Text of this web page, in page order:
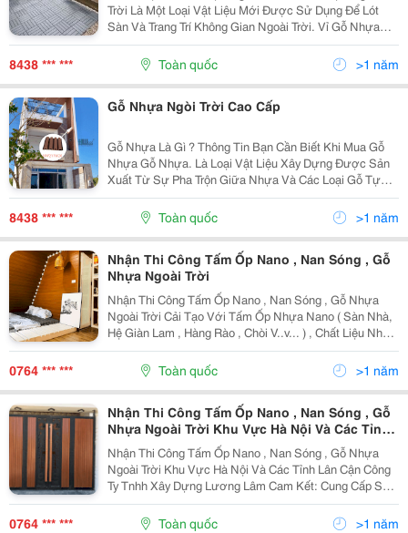
Trời Là Một Loại Vật Liệu Mới Được Sử Dụng Để Lót
Sàn Và Trang Trí Không Gian Ngoài Trời. Vỉ Gỗ Nhựa
Ngoài Trời Được Làm Từ Nhựa Tổng Hợp Và Gỗ Nhựa
Composite, Có Khả Năng Chống Thấm Và Chống Mối...
8438 *** *** Toàn quốc >1 năm
Gỗ Nhựa Ngòi Trời Cao Cấp
Gỗ Nhựa Là Gì ? Thông Tin Bạn Cần Biết Khi Mua Gỗ
Nhựa Gỗ Nhựa. Là Loại Vật Liệu Xây Dựng Được Sản
Xuất Từ Sự Pha Trộn Giữa Nhựa Và Các Loại Gỗ Tự
Nhiên. Với Độ Bền Cao, Khả Năng Chống Mối Mọt Và
Chống Tia Uv, Gỗ Nhựa Ngoài Trời Đã Trở Thành Lựa...
8438 *** *** Toàn quốc >1 năm
Nhận Thi Công Tấm Ốp Nano , Nan Sóng , Gỗ
Nhựa Ngoài Trời
Nhận Thi Công Tấm Ốp Nano , Nan Sóng , Gỗ Nhựa
Ngoài Trời Cải Tạo Với Tấm Ốp Nhựa Nano ( Sàn Nhà,
Hệ Giàn Lam , Hàng Rào , Chòi V..v... ) , Chất Liệu Nhựa
Composite Là Một Trong Những Giải Pháp Tuyệt Vời
Cho Không Gian Nội - Ngoại Thất Hiện Đại. ...
0764 *** *** Toàn quốc >1 năm
Nhận Thi Công Tấm Ốp Nano , Nan Sóng , Gỗ
Nhựa Ngoài Trời Khu Vực Hà Nội Và Các Tỉnh
Lân Cận
Nhận Thi Công Tấm Ốp Nano , Nan Sóng , Gỗ Nhựa
Ngoài Trời Khu Vực Hà Nội Và Các Tỉnh Lân Cận Công
Ty Tnhh Xây Dựng Lương Lâm Cam Kết: Cung Cấp Sản
Phẩm Chính Hãng, Chất Lượng Cao Giá Cả Cạnh Tranh.
Uy Tín, Đảm Bảo Chất Lượng Với Mức Giá Rất...
0764 *** *** Toàn quốc >1 năm